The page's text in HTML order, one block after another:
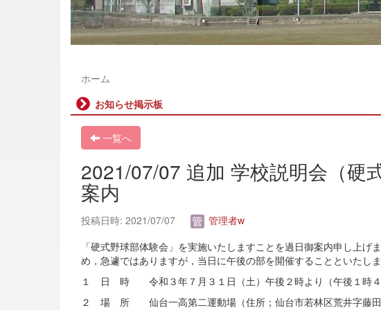
ホーム
お知らせ掲示板
一覧へ
2021/07/07 追加 学校説明会（硬
案内
投稿日時: 2021/07/07
管理者w
「硬式野球部体験会」を実施いたしますことを過日御案内申し上
め，急遽ではありますが，当日に午後の部を開催することといたしま
１ 日 時 令和３年７月３１日（土）午後２時より（午後１時４
２ 場 所 仙台一高第二運動場（住所；仙台市若林区荒井字藤田